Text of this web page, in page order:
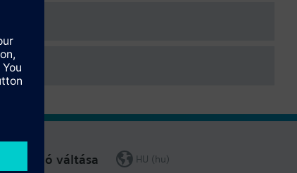
Régió váltása HU (hu)